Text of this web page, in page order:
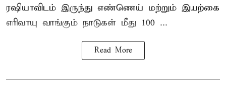
ரஷியாவிடம் இருந்து எண்ணெய் மற்றும் இயற்கை
எரிவாயு வாங்கும் நாடுகள் மீது 100 ...
Read More